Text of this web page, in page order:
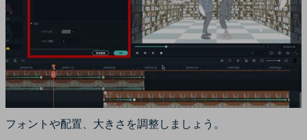
フォントや配置、大きさを調整しましょう。